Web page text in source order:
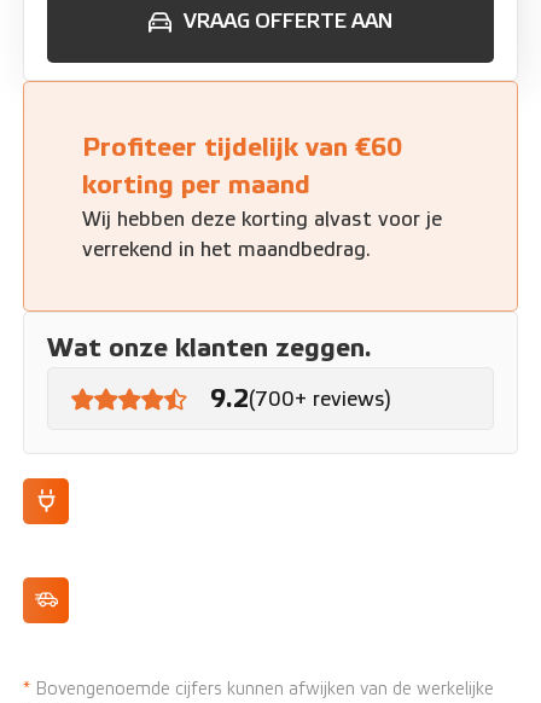
* Bovengenoemde cijfers kunnen afwijken van de werkelijke
VRAAG OFFERTE AAN
Profiteer tijdelijk van €60
korting per maand
Wij hebben deze korting alvast voor je
verrekend in het maandbedrag.
Wat onze klanten zeggen.
9.2(700+ reviews)